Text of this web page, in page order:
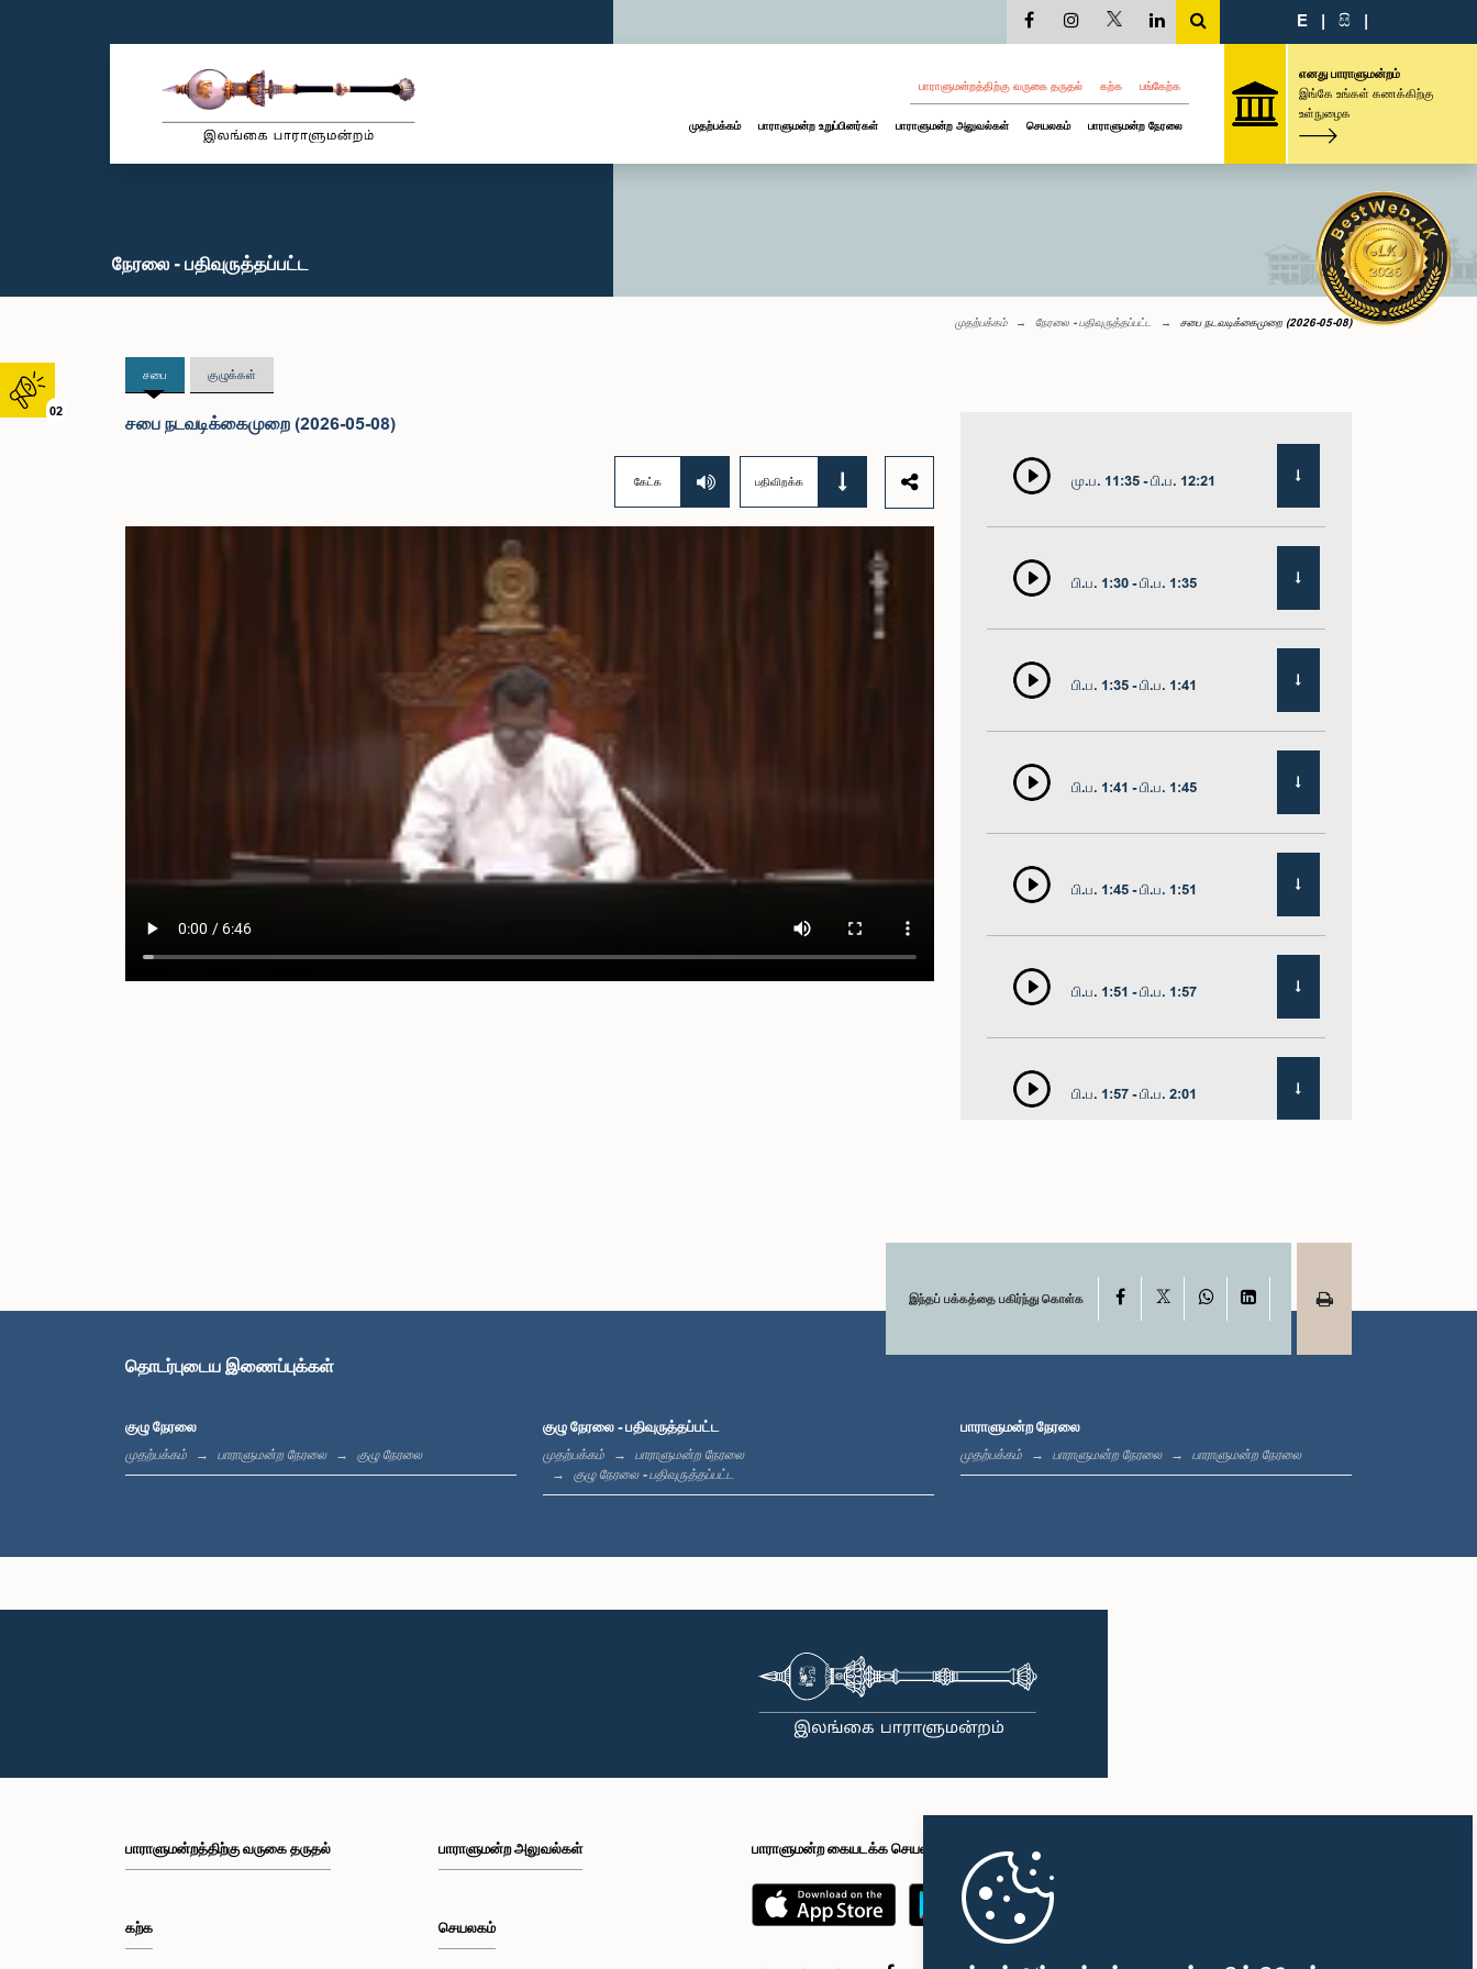
02
E | සි |
பாராளுமன்றத்திற்கு வருகை தருதல் கற்க பங்கேற்க
முதற்பக்கம் பாராளுமன்ற உறுப்பினர்கள் பாராளுமன்ற அலுவல்கள் செயலகம் பாராளுமன்ற நேரலை
எனது பாராளுமன்றம்
இங்கே உங்கள் கணக்கிற்கு
உள்நுழைக
நேரலை - பதிவுருத்தப்பட்ட
முதற்பக்கம் நேரலை - பதிவுருத்தப்பட்ட சபை நடவடிக்கைமுறை (2026-05-08)
சபை குழுக்கள்
சபை நடவடிக்கைமுறை (2026-05-08)
கேட்க பதிவிறக்க மு.ப. 11:35 - பி.ப. 12:21
பி.ப. 1:30 - பி.ப. 1:35
பி.ப. 1:35 - பி.ப. 1:41
பி.ப. 1:41 - பி.ப. 1:45
பி.ப. 1:45 - பி.ப. 1:51
பி.ப. 1:51 - பி.ப. 1:57
பி.ப. 1:57 - பி.ப. 2:01
பி.ப. 2:13 - பி.ப. 2:21
இந்தப் பக்கத்தை பகிர்ந்து கொள்க Facebook WhatsAppLinkedIn
தொடர்புடைய இணைப்புக்கள்
குழு நேரலை
முதற்பக்கம் பாராளுமன்ற நேரலை குழு நேரலை
குழு நேரலை - பதிவுருத்தப்பட்ட
முதற்பக்கம்
பாராளுமன்ற நேரலை
குழு நேரலை - பதிவுருத்தப்பட்ட
பாராளுமன்ற நேரலை
முதற்பக்கம் பாராளுமன்ற நேரலை பாராளுமன்ற நேரலை
பாராளுமன்றத்திற்கு வருகை தருதல்
கற்க
பாராளுமன்ற அலுவல்கள்
செயலகம்
பாராளுமன்ற கையடக்க செயலி